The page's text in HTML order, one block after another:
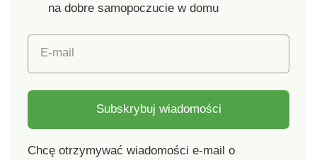
na dobre samopoczucie w domu
E-mail
Subskrybuj wiadomości
Chcę otrzymywać wiadomości e-mail o